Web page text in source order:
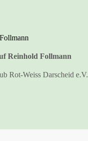
Reinhold Follmann
Rot-Weiss Darscheid e.V.